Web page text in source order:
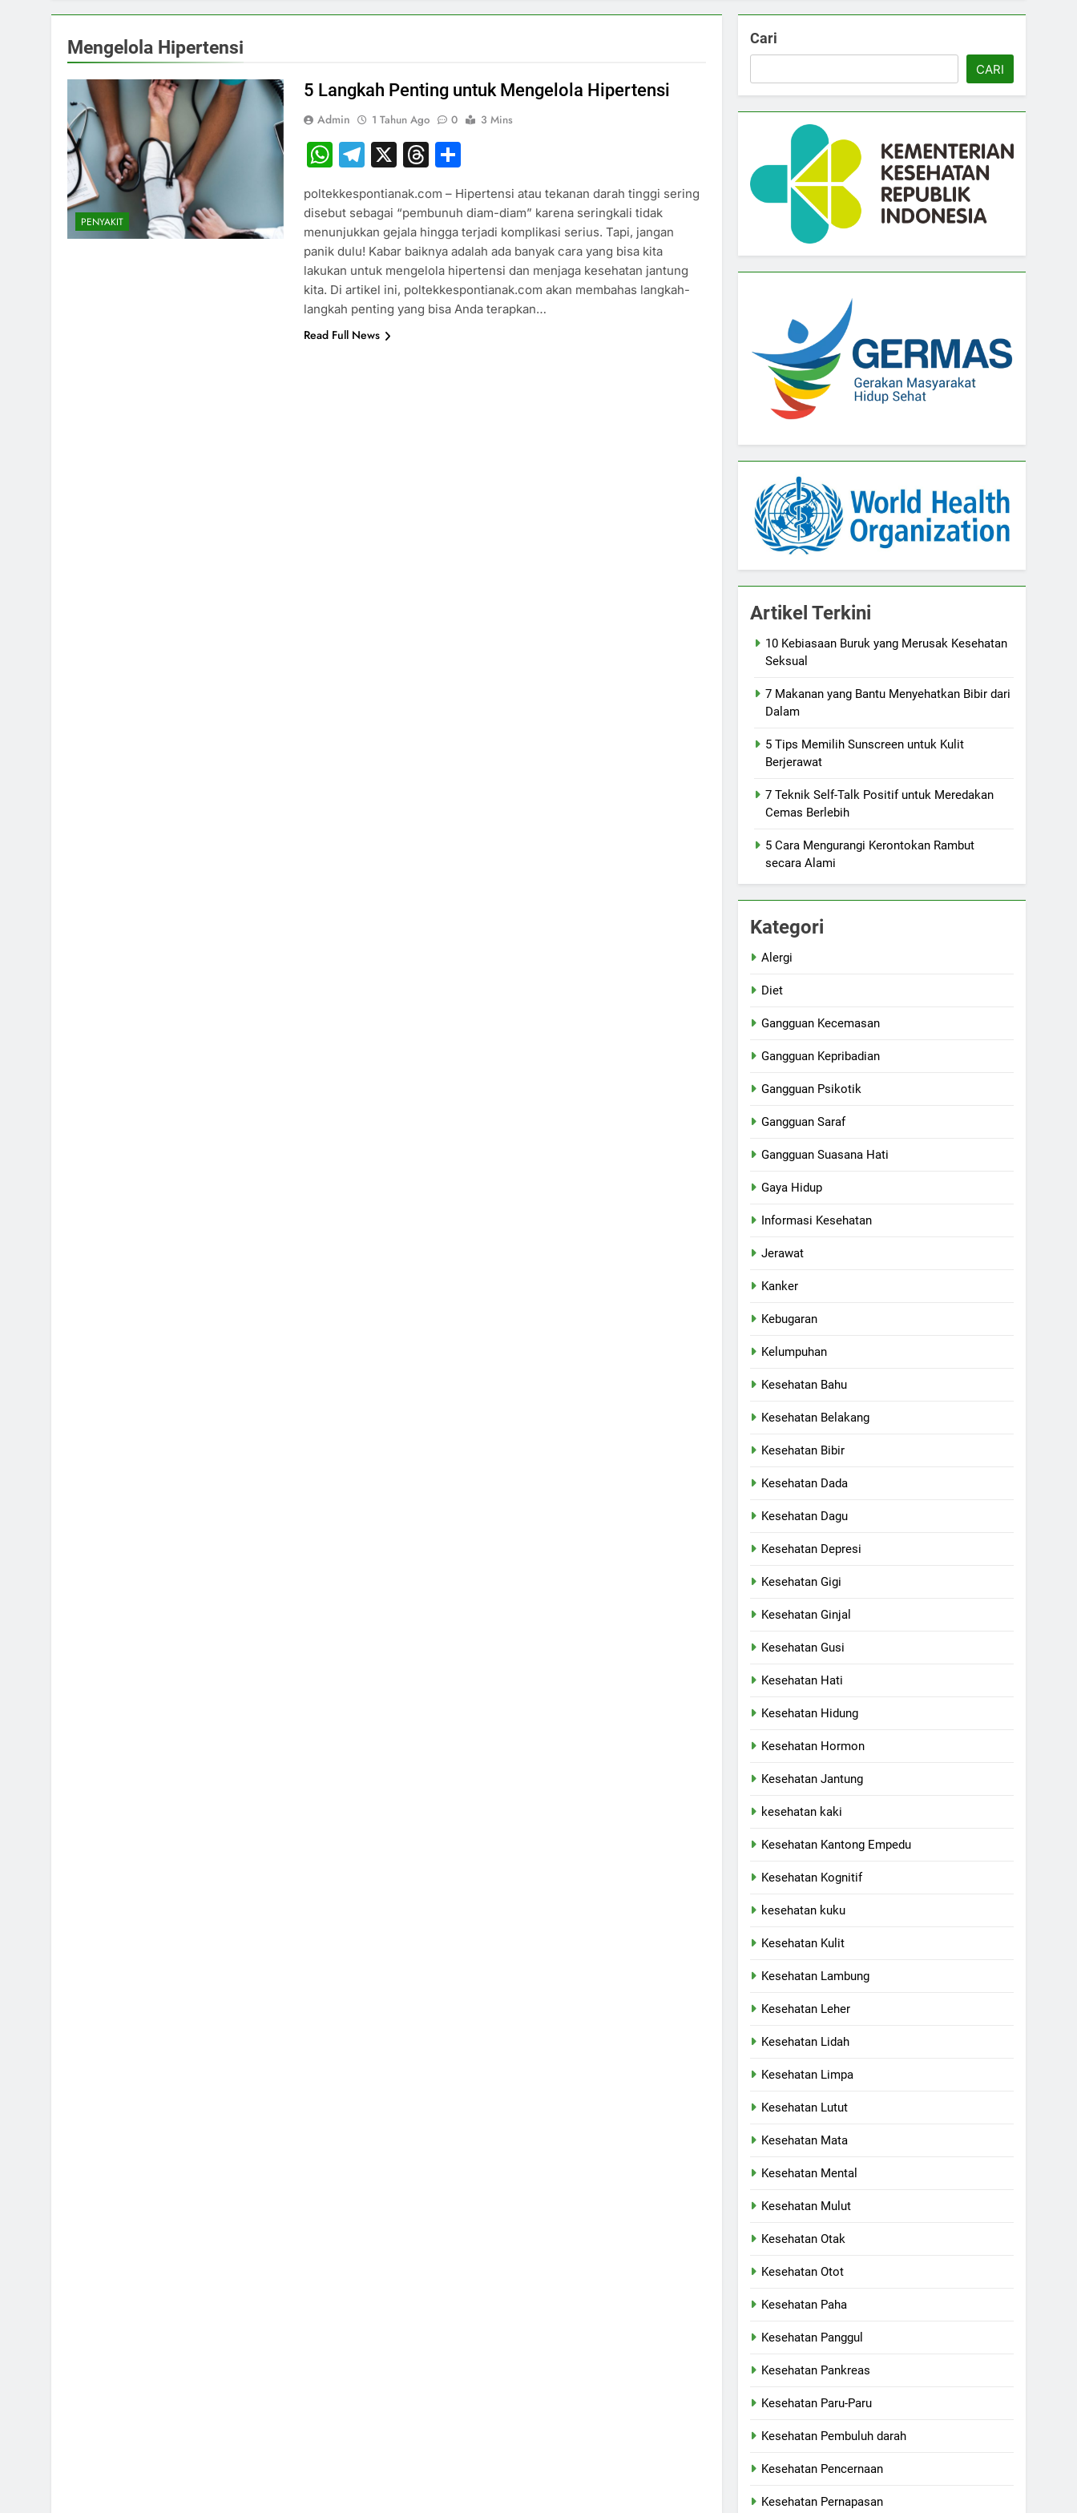
Mengelola Hipertensi
PENYAKIT
5 Langkah Penting untuk Mengelola Hipertensi
Admin 1 Tahun Ago 0 3 Mins
WhatsApp
Telegram
X Threads
poltekkespontianak.com – Hipertensi atau tekanan darah tinggi sering
disebut sebagai “pembunuh diam-diam” karena seringkali tidak
menunjukkan gejala hingga terjadi komplikasi serius. Tapi, jangan
panik dulu! Kabar baiknya adalah ada banyak cara yang bisa kita
lakukan untuk mengelola hipertensi dan menjaga kesehatan jantung
kita. Di artikel ini, poltekkespontianak.com akan membahas langkah-
langkah penting yang bisa Anda terapkan…
Read Full News
Cari
CARI
Artikel Terkini
10 Kebiasaan Buruk yang Merusak Kesehatan
Seksual
7 Makanan yang Bantu Menyehatkan Bibir dari
Dalam
5 Tips Memilih Sunscreen untuk Kulit
Berjerawat
7 Teknik Self-Talk Positif untuk Meredakan
Cemas Berlebih
5 Cara Mengurangi Kerontokan Rambut
secara Alami
Kategori
Alergi
Diet
Gangguan Kecemasan
Gangguan Kepribadian
Gangguan Psikotik
Gangguan Saraf
Gangguan Suasana Hati
Gaya Hidup
Informasi Kesehatan
Jerawat
Kanker
Kebugaran
Kelumpuhan
Kesehatan Bahu
Kesehatan Belakang
Kesehatan Bibir
Kesehatan Dada
Kesehatan Dagu
Kesehatan Depresi
Kesehatan Gigi
Kesehatan Ginjal
Kesehatan Gusi
Kesehatan Hati
Kesehatan Hidung
Kesehatan Hormon
Kesehatan Jantung
kesehatan kaki
Kesehatan Kantong Empedu
Kesehatan Kognitif
kesehatan kuku
Kesehatan Kulit
Kesehatan Lambung
Kesehatan Leher
Kesehatan Lidah
Kesehatan Limpa
Kesehatan Lutut
Kesehatan Mata
Kesehatan Mental
Kesehatan Mulut
Kesehatan Otak
Kesehatan Otot
Kesehatan Paha
Kesehatan Panggul
Kesehatan Pankreas
Kesehatan Paru-Paru
Kesehatan Pembuluh darah
Kesehatan Pencernaan
Kesehatan Pernapasan